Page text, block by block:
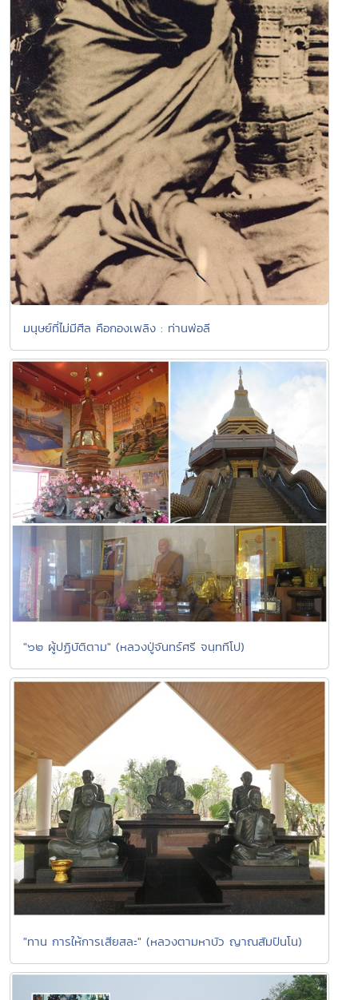
มนุษย์ที่ไม่มีศีล คือกองเพลิง : ท่านพ่อลี
"๖๒ ผู้ปฏิบัติตาม" (หลวงปู่จันทร์ศรี จนฺททีโป)
"ทาน การให้การเสียสละ" (หลวงตามหาบัว ญาณสัมปันโน)